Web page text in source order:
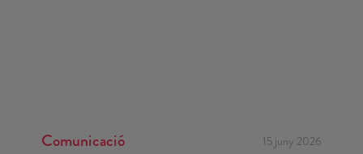
Comunicació 15 juny 2026